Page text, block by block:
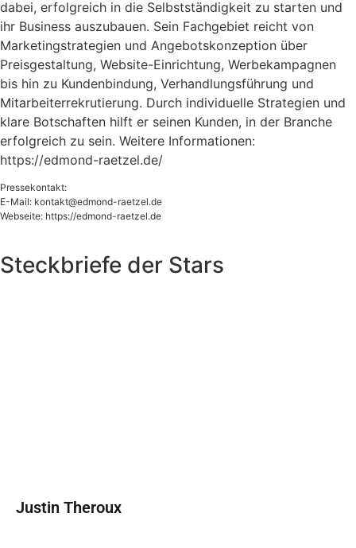
dabei, erfolgreich in die Selbstständigkeit zu starten und
ihr Business auszubauen. Sein Fachgebiet reicht von
Marketingstrategien und Angebotskonzeption über
Preisgestaltung, Website-Einrichtung, Werbekampagnen
bis hin zu Kundenbindung, Verhandlungsführung und
Mitarbeiterrekrutierung. Durch individuelle Strategien und
klare Botschaften hilft er seinen Kunden, in der Branche
erfolgreich zu sein. Weitere Informationen:
https://edmond-raetzel.de/
Pressekontakt:
E-Mail: kontakt@edmond-raetzel.de
Webseite: https://edmond-raetzel.de
Steckbriefe der Stars
Justin Theroux